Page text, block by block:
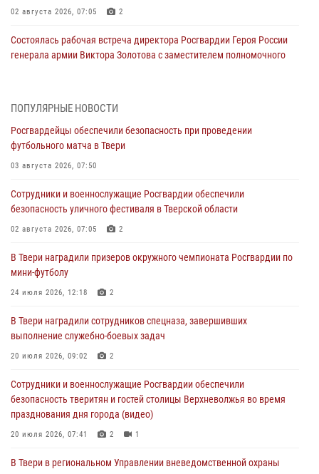
02 августа 2026, 07:05 2
Состоялась рабочая встреча директора Росгвардии Героя России
генерала армии Виктора Золотова с заместителем полномочного
31 июля 2026, 05:42 4
Росгвардейцы в Твери приняли участие в молебне, посвященном
Дню Крещения Руси
28 июля 2026, 11:30
Сотрудники вневедомственной охраны совершили 250 выездов и
пресекли 20 правонарушений за неделю в Тверской области
27 июля 2026, 08:29
В Твери наградили призеров окружного чемпионата Росгвардии по
мини-футболу
24 июля 2026, 12:18 2
Росгвардейцы оказали помощь водителю на дороге в городе Кашин
22 июля 2026, 08:35
ПОПУЛЯРНЫЕ НОВОСТИ
Росгвардейцы обеспечили безопасность при проведении
футбольного матча в Твери
03 августа 2026, 07:50
Сотрудники и военнослужащие Росгвардии обеспечили
безопасность уличного фестиваля в Тверской области
02 августа 2026, 07:05 2
В Твери наградили призеров окружного чемпионата Росгвардии по
мини-футболу
24 июля 2026, 12:18 2
В Твери наградили сотрудников спецназа, завершивших
выполнение служебно-боевых задач
20 июля 2026, 09:02 2
Сотрудники и военнослужащие Росгвардии обеспечили
безопасность тверитян и гостей столицы Верхневолжья во время
празднования дня города (видео)
20 июля 2026, 07:41 2 1
В Твери в региональном Управлении вневедомственной охраны